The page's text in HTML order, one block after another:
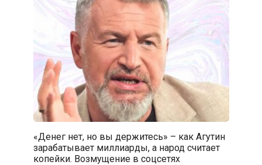
«Денег нет, но вы держитесь» – как Агутин
зарабатывает миллиарды, а народ считает
копейки. Возмущение в соцсетях